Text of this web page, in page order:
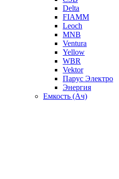
Delta
FIAMM
Leoch
MNB
Ventura
Yellow
WBR
Vektor
Парус Электро
Энергия
Емкость (Ач)